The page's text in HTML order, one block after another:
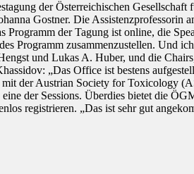
der Österreichischen
Gostner. Die
der Tagung ist online, die
Programm zusammenzustellen. Und
und Lukas A. Huber, und die
„Das Office ist bestens
mit der Austrian Society for
der Sessions. Überdies bietet die
registrieren. „Das ist sehr gut